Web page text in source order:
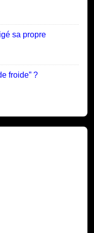
sa propre
froide” ?